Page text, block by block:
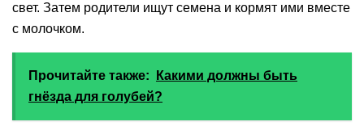
свет. Затем родители ищут семена и кормят ими вместе
с молочком.
Прочитайте также:
Какими должны быть
гнёзда для голубей?